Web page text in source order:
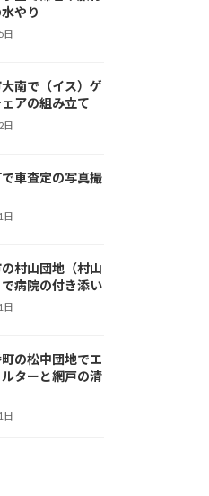
やり
日
南で（イス）ゲ
アの組み立て
日
車査定の写真撮
日
村山団地（村山
病院の付き添い
日
の松中団地でエ
ターと網戸の清
日